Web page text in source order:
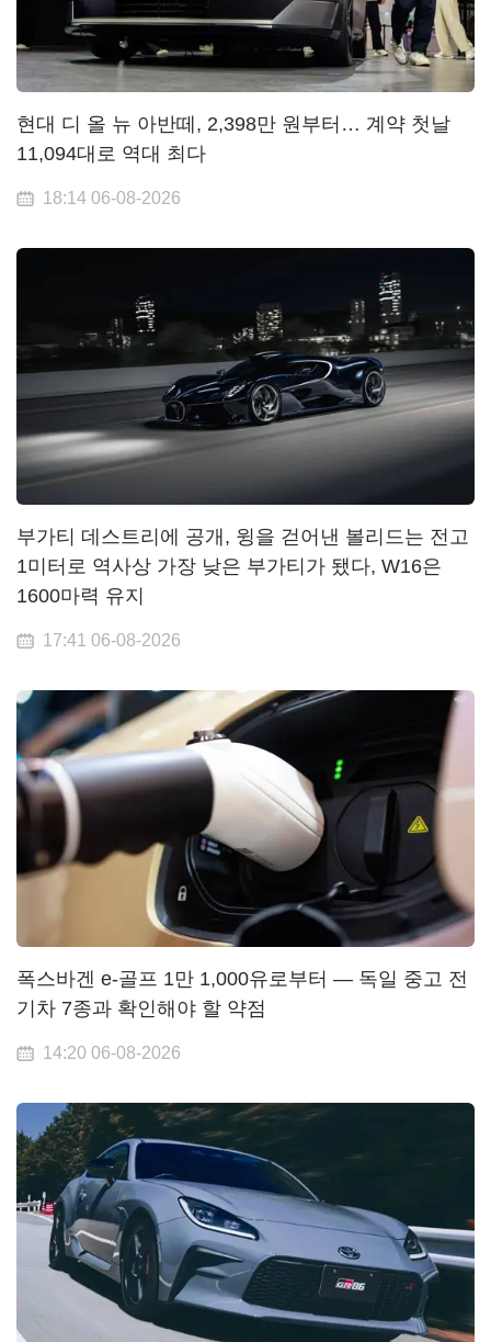
현대 디 올 뉴 아반떼, 2,398만 원부터… 계약 첫날
11,094대로 역대 최다
18:14 06-08-2026
부가티 데스트리에 공개, 윙을 걷어낸 볼리드는 전고
1미터로 역사상 가장 낮은 부가티가 됐다, W16은
1600마력 유지
17:41 06-08-2026
폭스바겐 e-골프 1만 1,000유로부터 — 독일 중고 전
기차 7종과 확인해야 할 약점
14:20 06-08-2026